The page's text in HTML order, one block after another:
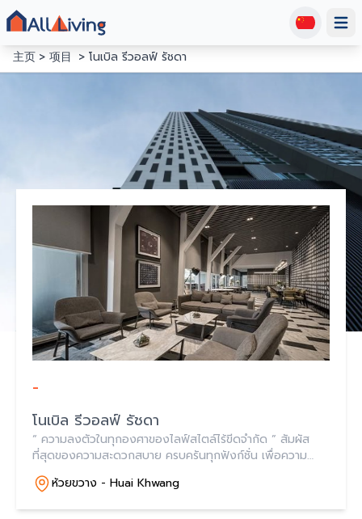
主页
项目 โนเบิล รีวอลฟ์ รัชดา
-
โนเบิล รีวอลฟ์ รัชดา
“ ความลงตัวในทุกองศาของไลฟ์สไตล์ไร้ขีดจำกัด ” สัมผัส
ที่สุดของความสะดวกสบาย ครบครันทุกฟังก์ชั่น เพื่อความ
สมบูรณ์แบบของการใช้ชีวิตใจกลางรัชดา
ห้วยขวาง - Huai Khwang